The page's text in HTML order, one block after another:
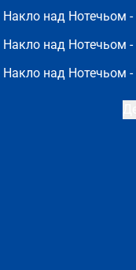
Накло над Нотечьом -
Накло над Нотечьом -
Накло над Нотечьом -